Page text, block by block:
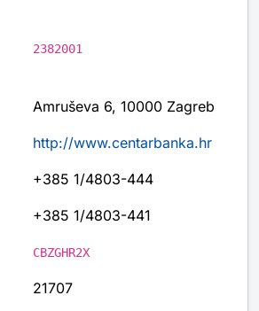
2382001
Amruševa 6, 10000 Zagreb
http://www.centarbanka.hr
+385 1/4803-444
+385 1/4803-441
CBZGHR2X
21707